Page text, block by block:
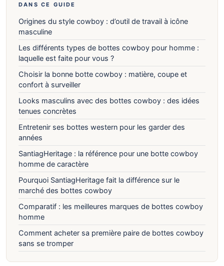
DANS CE GUIDE
Origines du style cowboy : d’outil de travail à icône
masculine
Les différents types de bottes cowboy pour homme :
laquelle est faite pour vous ?
Choisir la bonne botte cowboy : matière, coupe et
confort à surveiller
Looks masculins avec des bottes cowboy : des idées
tenues concrètes
Entretenir ses bottes western pour les garder des
années
SantiagHeritage : la référence pour une botte cowboy
homme de caractère
Pourquoi SantiagHeritage fait la différence sur le
marché des bottes cowboy
Comparatif : les meilleures marques de bottes cowboy
homme
Comment acheter sa première paire de bottes cowboy
sans se tromper